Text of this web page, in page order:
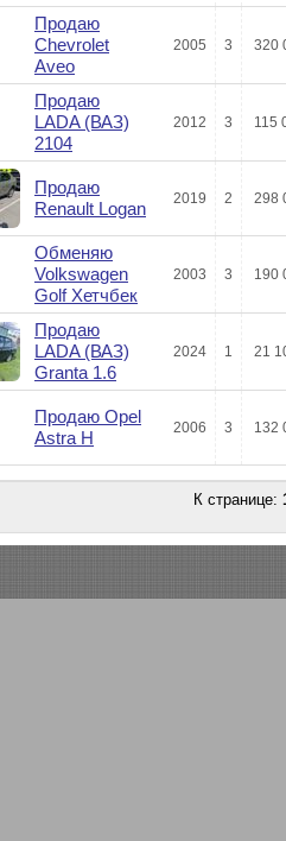
Продаю
Chevrolet
Aveo
2005 3 320
Продаю
LADA (ВАЗ)
2104
2012 3 115
Продаю
Renault Logan
2019 2 298
Обменяю
Volkswagen
Golf Хетчбек
2003 3 190
Продаю
LADA (ВАЗ)
Granta 1.6
2024 1 21
Продаю Opel
Astra Н
2006 3 132
К странице: